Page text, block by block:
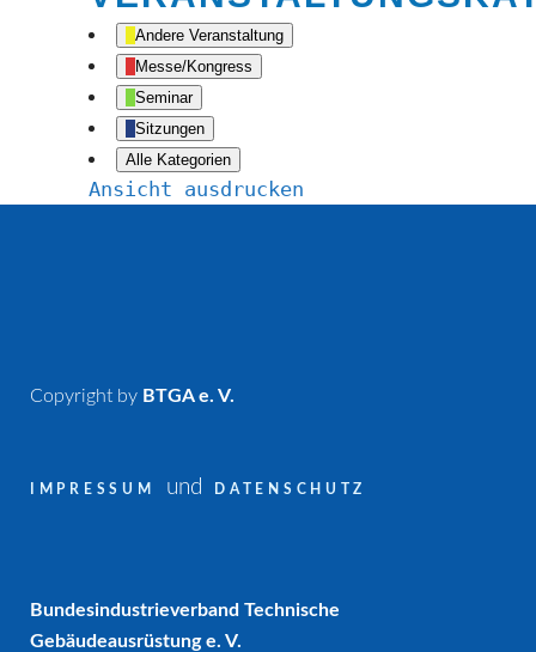
Andere Veranstaltung
Messe/Kongress
Seminar
Sitzungen
Alle Kategorien
Ansicht ausdrucken
Copyright by BTGA e. V.
IMPRESSUM und DATENSCHUTZ
Bundesindustrieverband Technische
Gebäudeausrüstung e. V.